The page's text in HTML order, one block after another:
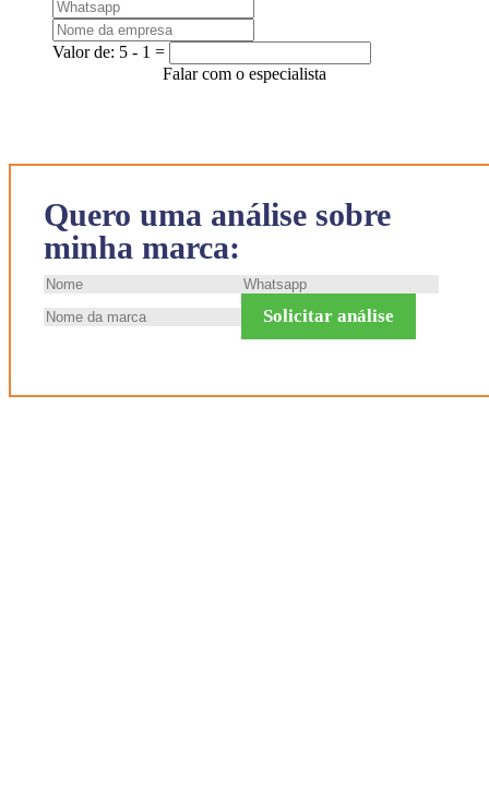
Quero uma análise sobre
minha marca:
Solicitar análise
Valor de: 5 - 1 =
Falar com o especialista